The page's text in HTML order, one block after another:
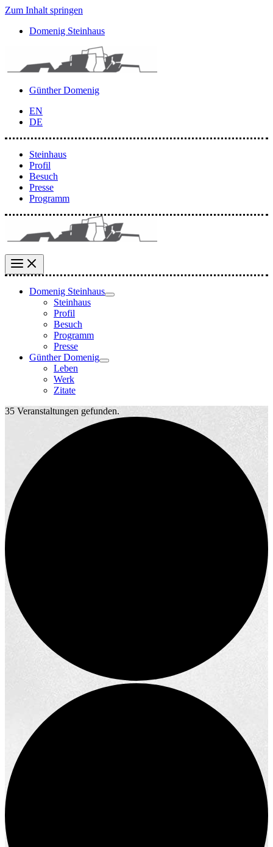
Zum Inhalt springen
Domenig Steinhaus
Günther Domenig
EN
DE
Steinhaus
Profil
Besuch
Presse
Programm
Domenig Steinhaus
Steinhaus
Profil
Besuch
Programm
Presse
Günther Domenig
Leben
Werk
Zitate
35 Veranstaltungen gefunden.